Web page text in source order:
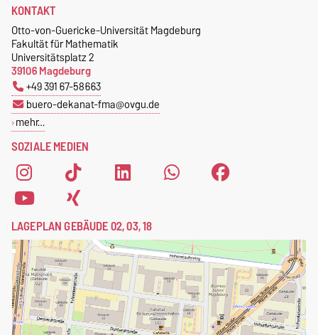
SOZIALE MEDIEN
KONTAKT
Otto-von-Guericke-Universität Magdeburg
Fakultät für Mathematik
Universitätsplatz 2
39106 Magdeburg
+49 391 67-58663
buero-dekanat-fma@ovgu.de
mehr…
LAGEPLAN GEBÄUDE 02, 03, 18